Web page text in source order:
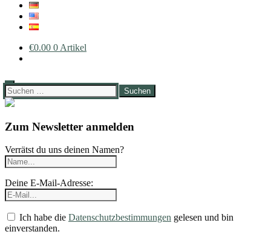
€0.00 0 Artikel
Suchen
nach:
Zum Newsletter anmelden
Verrätst du uns deinen Namen?
Deine E-Mail-Adresse:
Ich habe die Datenschutzbestimmungen gelesen und bin
einverstanden.